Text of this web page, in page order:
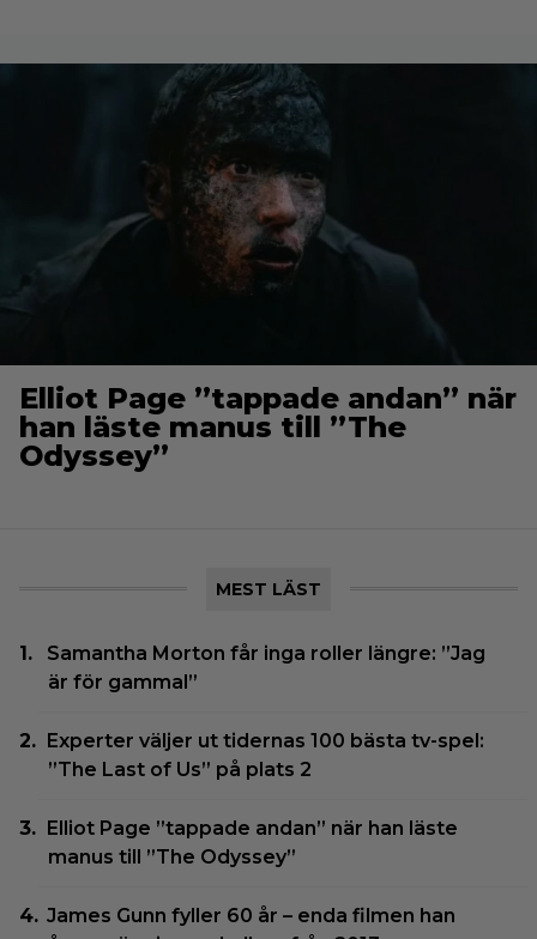
Elliot Page ”tappade andan” när
han läste manus till ”The
Odyssey”
MEST LÄST
Samantha Morton får inga roller längre: ”Jag
är för gammal”
Experter väljer ut tidernas 100 bästa tv-spel:
”The Last of Us” på plats 2
Elliot Page ”tappade andan” när han läste
manus till ”The Odyssey”
James Gunn fyller 60 år – enda filmen han